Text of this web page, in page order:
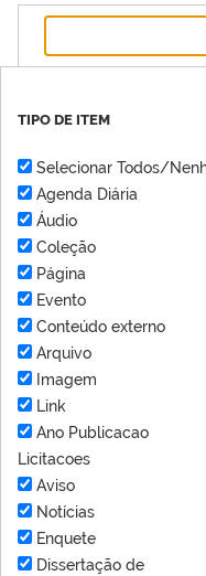
TIPO DE ITEM
Selecionar Todos/
Agenda Diária
Áudio
Coleção
Página
Evento
Conteúdo externo
Arquivo
Imagem
Link
Ano Publicacao
Licitacoes
Aviso
Notícias
Enquete
Dissertação de